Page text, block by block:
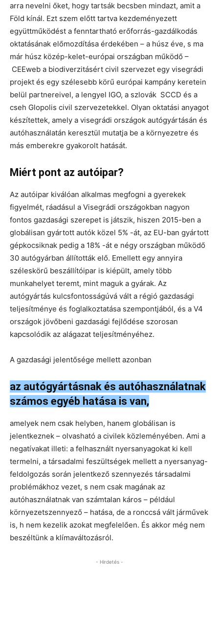
arra nevelni őket, hogy tartsák becsben mindazt, amit a
Föld kínál. Ezt szem előtt tartva kezdeményezett
együttműködést a fenntartható erőforrás-gazdálkodás
oktatásának előmozdítása érdekében – a húsz éve, s ma
már húsz közép-kelet-európai országban működő –
CEEweb a biodiverzitásért civil szervezet egy visegrádi
projekt és egy szélesebb körű európai kampány keretein
belül partnereivel, a lengyel IGO, a szlovák SCCD és a
cseh Glopolis civil szervezetekkel. Olyan oktatási anyagot
készítettek, amely a visegrádi országok autógyártásán és
autóhasználatán keresztül mutatja be a környezetre és
más emberekre gyakorolt hatását.
Miért pont az autóipar?
Az autóipar kiválóan alkalmas megfogni a gyerekek
figyelmét, ráadásul a Visegrádi országokban nagyon
fontos gazdasági szerepet is játszik, hiszen 2015-ben a
globálisan gyártott autók közel 5% -át, az EU-ban gyártott
gépkocsiknak pedig a 18% -át e négy országban működő
30 autógyárban állították elő. Emellett egy annyira
széleskörű beszállítóipar is kiépült, amely több
munkahelyet teremt, mint maguk a gyárak. Az
autógyártás kulcsfontosságúvá vált a régió gazdasági
teljesítménye és foglalkoztatása szempontjából, és a V4
országok jövőbeni gazdasági fejlődése szorosan
kapcsolódik az alágazat teljesítményéhez.
A gazdasági jelentősége mellett azonban
az autógyártásnak és autóhasználatnak
számos egyéb hatása is van,
amelyek nem csak helyben, hanem globálisan is
jelentkeznek – olvasható a civilek közleményében. Ami a
negatívakat illeti: a felhasznált nyersanyagokat ki kell
termelni, a társadalmi feszültségek mellett a nyersanyag-
feldolgozás során jelentkező szennyezés társadalmi
problémákhoz vezet, s nem csak magának az
autóhasználatnak van számtalan káros – például
környezetszennyező – hatása, de a ronccsá vált járművek
is, h nem kezelik azokat megfelelően. És akkor még nem
beszéltünk a klímaváltozásról.
- Hirdetés -